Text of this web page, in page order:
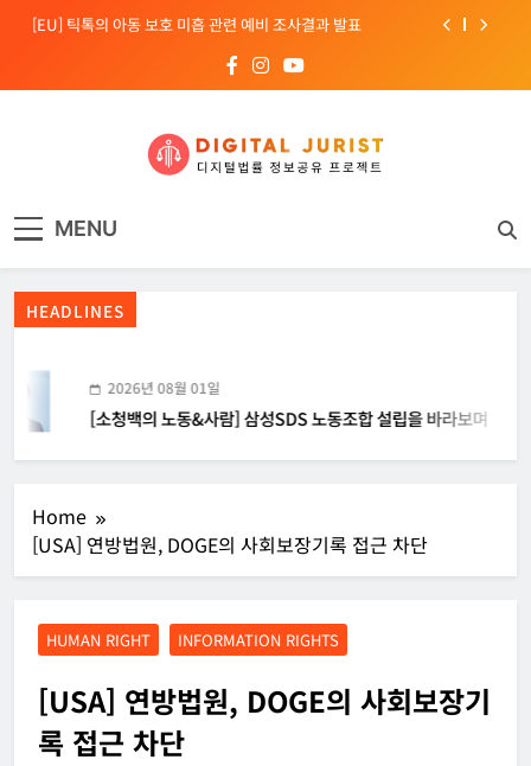
Skip[EU] 틱톡의 아동 보호 미흡 관련 예비 조사결과 발표
[소청백의 노동&사람] 삼성SDS 노동조합 설립을 바라보며
[KOR] ‘AI 데이터센터 얼라이언스’ 출범
[EU] 틱톡의 아동 보호 미흡 관련 예비 조사결과 발표
MENU
HEADLINES
2026년 08월 01일
[소청백의 노동&사람] 삼성SDS 노동조합 설립을 바라보며
Home
[USA] 연방법원, DOGE의 사회보장기록 접근 차단
HUMAN RIGHT INFORMATION RIGHTS
[USA] 연방법원, DOGE의 사회보장기
록 접근 차단